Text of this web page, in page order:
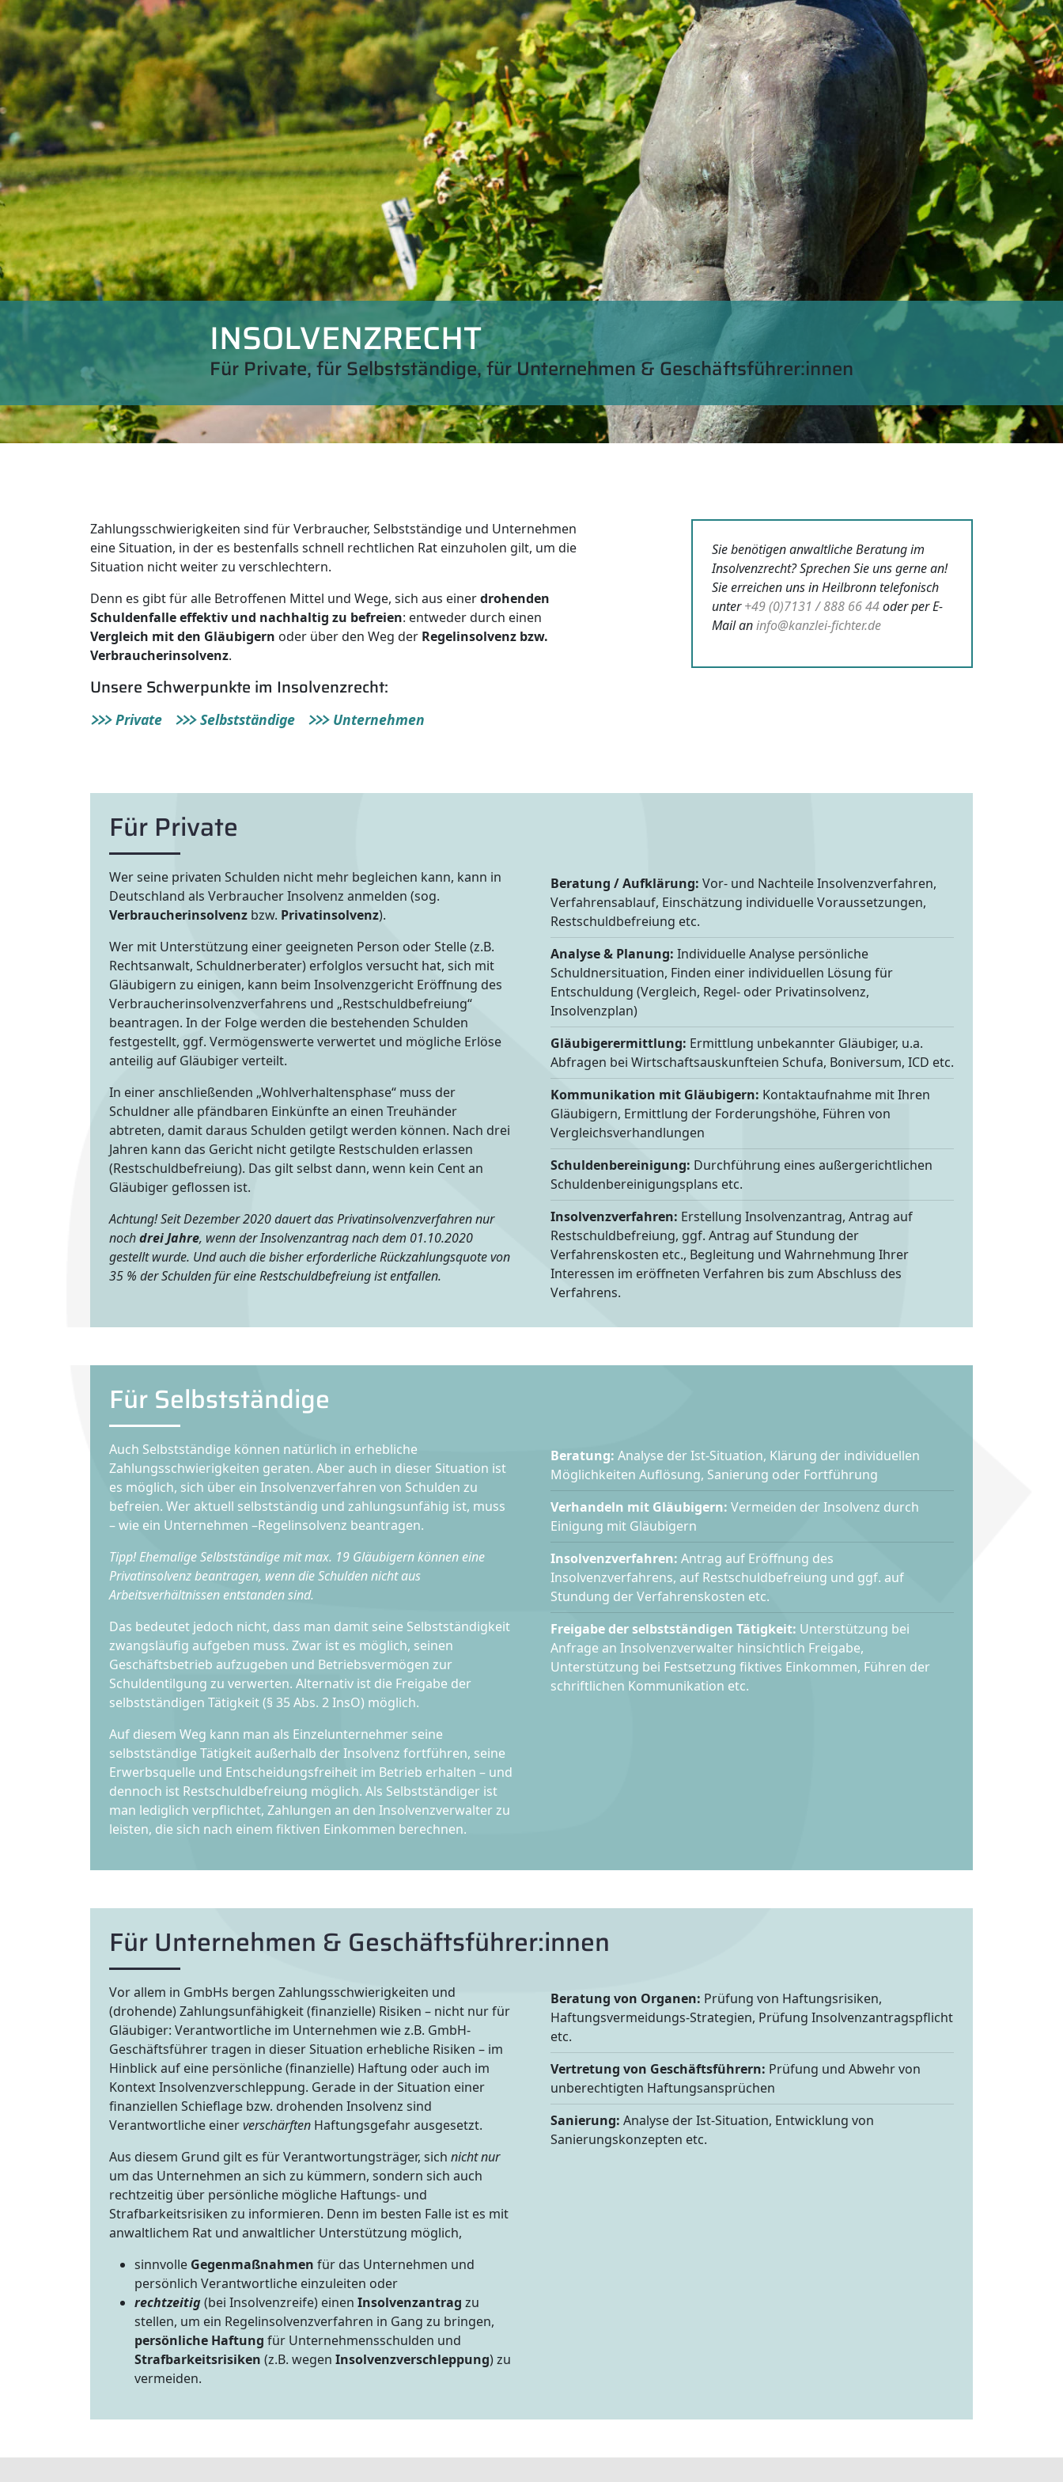
INSOLVENZRECHT
Für Private, für Selbstständige, für Unternehmen & Geschäftsführer:innen
Zahlungsschwierigkeiten sind für Verbraucher, Selbstständige und Unternehmen
eine Situation, in der es bestenfalls schnell rechtlichen Rat einzuholen gilt, um die
Situation nicht weiter zu verschlechtern.
Denn es gibt für alle Betroffenen Mittel und Wege, sich aus einerdrohenden
Schuldenfalle effektiv und nachhaltig zu befreien: entweder durch einen
Vergleich mit den Gläubigern oder über den Weg der Regelinsolvenz bzw.
Verbraucherinsolvenz.
Unsere Schwerpunkte im Insolvenzrecht:
Private Selbstständige Unternehmen
Sie benötigen anwaltliche Beratung im
Insolvenzrecht? Sprechen Sie uns gerne an!
Sie erreichen uns in Heilbronn telefonisch
unter+49 (0)7131 / 888 66 44oder per E-
Mail aninfo@kanzlei-fichter.de
Für Private
Wer seine privaten Schulden nicht mehr begleichen kann, kann in
Deutschland als Verbraucher Insolvenz anmelden (sog.
Verbraucherinsolvenz bzw. Privatinsolvenz).
Wer mit Unterstützung einer geeigneten Person oder Stelle (z.B.
Rechtsanwalt, Schuldnerberater) erfolglos versucht hat, sich mit
Gläubigern zu einigen, kann beim Insolvenzgericht Eröffnung des
Verbraucherinsolvenzverfahrens und „Restschuldbefreiung“
beantragen. In der Folge werden die bestehenden Schulden
festgestellt, ggf. Vermögenswerte verwertet und mögliche Erlöse
anteilig auf Gläubiger verteilt.
In einer anschließenden „Wohlverhaltensphase“ muss der
Schuldner alle pfändbaren Einkünfte an einen Treuhänder
abtreten, damit daraus Schulden getilgt werden können. Nach drei
Jahren kann das Gericht nicht getilgte Restschulden erlassen
(Restschuldbefreiung). Das gilt selbst dann, wenn kein Cent an
Gläubiger geflossen ist.
Achtung! Seit Dezember 2020 dauert das Privatinsolvenzverfahren nur
nochdrei Jahre, wenn der Insolvenzantrag nach dem 01.10.2020
gestellt wurde. Und auch die bisher erforderliche Rückzahlungsquote von
35 % der Schulden für eine Restschuldbefreiung ist entfallen.
Beratung / Aufklärung: Vor- und Nachteile Insolvenzverfahren,
Verfahrensablauf, Einschätzung individuelle Voraussetzungen,
Restschuldbefreiung etc.
Analyse & Planung: Individuelle Analyse persönliche
Schuldnersituation, Finden einer individuellen Lösung für
Entschuldung (Vergleich, Regel- oder Privatinsolvenz,
Insolvenzplan)
Gläubigerermittlung: Ermittlung unbekannter Gläubiger, u.a.
Abfragen bei Wirtschaftsauskunfteien Schufa, Boniversum, ICD etc.
Kommunikation mit Gläubigern: Kontaktaufnahme mit Ihren
Gläubigern, Ermittlung der Forderungshöhe, Führen von
Vergleichsverhandlungen
Schuldenbereinigung: Durchführung eines außergerichtlichen
Schuldenbereinigungsplans etc.
Insolvenzverfahren: Erstellung Insolvenzantrag, Antrag auf
Restschuldbefreiung, ggf. Antrag auf Stundung der
Verfahrenskosten etc., Begleitung und Wahrnehmung Ihrer
Interessen im eröffneten Verfahren bis zum Abschluss des
Verfahrens.
Für Selbstständige
Auch Selbstständige können natürlich in erhebliche
Zahlungsschwierigkeiten geraten. Aber auch in dieser Situation ist
es möglich, sich über ein Insolvenzverfahren von Schulden zu
befreien. Wer aktuell selbstständig und zahlungsunfähig ist, muss
– wie ein Unternehmen –Regelinsolvenz beantragen.
Tipp! Ehemalige Selbstständige mit max. 19 Gläubigern können eine
Privatinsolvenz beantragen, wenn die Schulden nicht aus
Arbeitsverhältnissen entstanden sind.
Das bedeutet jedoch nicht, dass man damit seine Selbstständigkeit
zwangsläufig aufgeben muss. Zwar ist es möglich, seinen
Geschäftsbetrieb aufzugeben und Betriebsvermögen zur
Schuldentilgung zu verwerten. Alternativ ist die Freigabe der
selbstständigen Tätigkeit (§ 35 Abs. 2 InsO) möglich.
Auf diesem Weg kann man als Einzelunternehmer seine
selbstständige Tätigkeit außerhalb der Insolvenz fortführen, seine
Erwerbsquelle und Entscheidungsfreiheit im Betrieb erhalten – und
dennoch ist Restschuldbefreiung möglich. Als Selbstständiger ist
man lediglich verpflichtet, Zahlungen an den Insolvenzverwalter zu
leisten, die sich nach einem fiktiven Einkommen berechnen.
Beratung: Analyse der Ist-Situation, Klärung der individuellen
Möglichkeiten Auflösung, Sanierung oder Fortführung
Verhandeln mit Gläubigern: Vermeiden der Insolvenz durch
Einigung mit Gläubigern
Insolvenzverfahren: Antrag auf Eröffnung des
Insolvenzverfahrens, auf Restschuldbefreiung und ggf. auf
Stundung der Verfahrenskosten etc.
Freigabe der selbstständigen Tätigkeit: Unterstützung bei
Anfrage an Insolvenzverwalter hinsichtlich Freigabe,
Unterstützung bei Festsetzung fiktives Einkommen, Führen der
schriftlichen Kommunikation etc.
Für Unternehmen & Geschäftsführer:innen
Vor allem in GmbHs bergen Zahlungsschwierigkeiten und
(drohende) Zahlungsunfähigkeit (finanzielle) Risiken – nicht nur für
Gläubiger: Verantwortliche im Unternehmen wie z.B. GmbH-
Geschäftsführer tragen in dieser Situation erhebliche Risiken – im
Hinblick auf eine persönliche (finanzielle) Haftung oder auch im
Kontext Insolvenzverschleppung. Gerade in der Situation einer
finanziellen Schieflage bzw. drohenden Insolvenz sind
Verantwortliche einerverschärften Haftungsgefahr ausgesetzt.
Aus diesem Grund gilt es für Verantwortungsträger, sich nicht nur
um das Unternehmen an sich zu kümmern, sondern sich auch
rechtzeitig über persönliche mögliche Haftungs- und
Strafbarkeitsrisiken zu informieren. Denn im besten Falle ist es mit
anwaltlichem Rat und anwaltlicher Unterstützung möglich,
sinnvolle Gegenmaßnahmen für das Unternehmen und
persönlich Verantwortliche einzuleiten oder
rechtzeitig(bei Insolvenzreife) einen Insolvenzantrag zu
stellen, um ein Regelinsolvenzverfahren in Gang zu bringen,
persönliche Haftung für Unternehmensschulden und
Strafbarkeitsrisiken (z.B. wegen Insolvenzverschleppung) zu
vermeiden.
Beratung von Organen: Prüfung von Haftungsrisiken,
Haftungsvermeidungs-Strategien, Prüfung Insolvenzantragspflicht
etc.
Vertretung von Geschäftsführern: Prüfung und Abwehr von
unberechtigten Haftungsansprüchen
Sanierung: Analyse der Ist-Situation, Entwicklung von
Sanierungskonzepten etc.